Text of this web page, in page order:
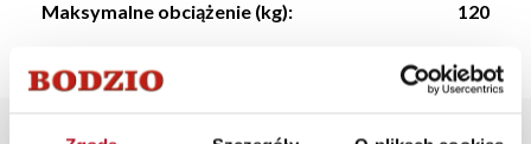
Maksymalne obciążenie (kg): 120